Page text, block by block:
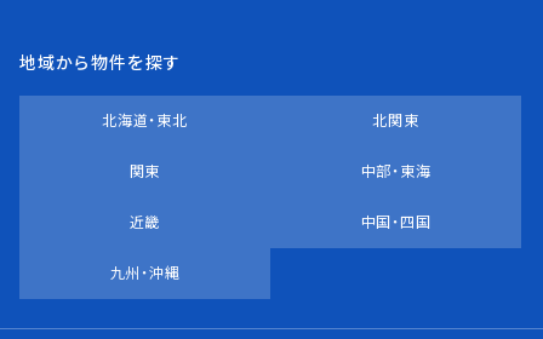
地域から物件を探す
北海道・東北 北関東
関東 中部・東海
近畿 中国・四国
九州・沖縄